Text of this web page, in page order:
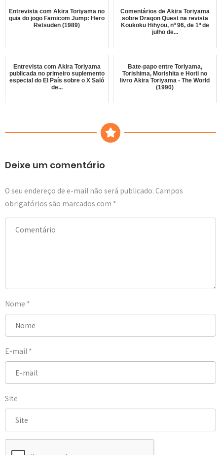
Entrevista com Akira Toriyama no
guia do jogo Famicom Jump: Hero
Retsuden (1989)
Comentários de Akira Toriyama
sobre Dragon Quest na revista
Koukoku Hihyou, nº 96, de 1º de
julho de...
Entrevista com Akira Toriyama
publicada no primeiro suplemento
especial do El País sobre o X Saló
de...
Bate-papo entre Toriyama,
Torishima, Morishita e Horii no
livro Akira Toriyama - The World
(1990)
Deixe um comentário
O seu endereço de e-mail não será publicado. Campos
obrigatórios são marcados com *
Nome *
E-mail *
Site